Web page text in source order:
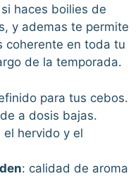
haces boilies de
y ademas te permite
coherente en toda tu
de la temporada.
para tus cebos.
a dosis bajas.
el hervido y el
: calidad de aroma